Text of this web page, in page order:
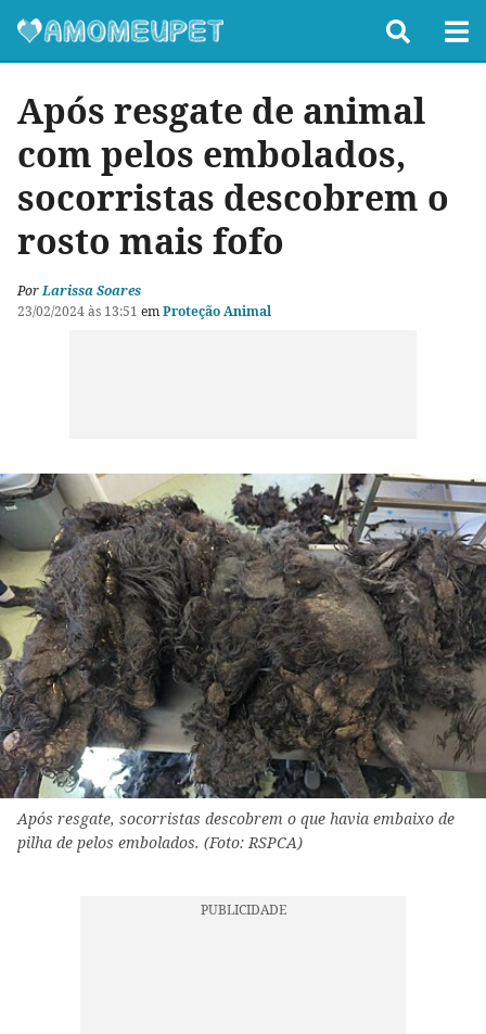
Após resgate de animal
com pelos embolados,
socorristas descobrem o
rosto mais fofo
PorLarissa Soares
23/02/2024 às 13:51 emProteção Animal
Após resgate, socorristas descobrem o que havia embaixo de
pilha de pelos embolados. (Foto: RSPCA)